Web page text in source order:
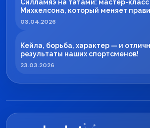
Силламяэ на татами: мастер-
Михкелсона, который меняет
регионе
03.04.2026
Кейла, борьба, характер — и
результаты наших спортсменов!
23.03.2026